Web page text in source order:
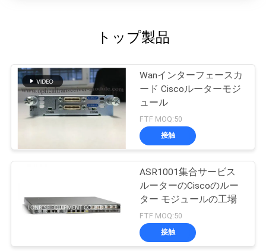
トップ製品
Wanインターフェースカ
ード Ciscoルーターモジ
ュール
FTF MOQ:50
接触
ASR1001集合サービス
ルーターのCiscoのルー
ター モジュールの工場
FTF MOQ:50
接触